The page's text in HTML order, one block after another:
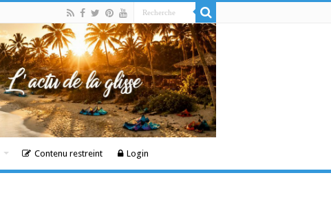
Contenu restreint Login